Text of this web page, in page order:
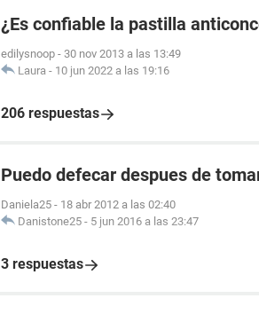
¿Es confiable la pastilla
edilysnoop - 30 nov 2013 a las 13:49
Laura - 10 jun 2022 a las 19:16
206 respuestas
Puedo defecar despues de
Daniela25 - 18 abr 2012 a las 02:40
Danistone25 - 5 jun 2016 a las 23:47
3 respuestas